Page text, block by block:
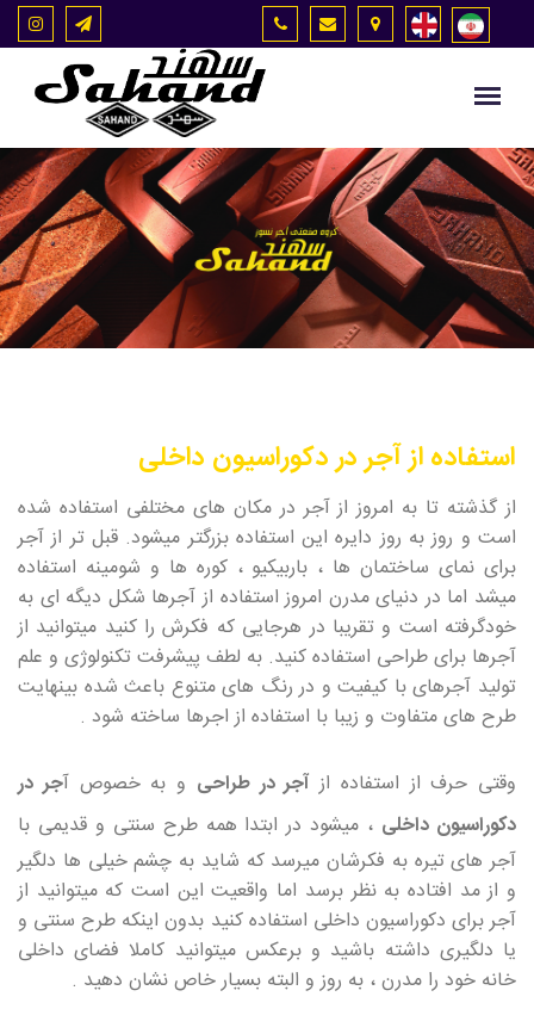
استفاده از آجر در دکوراسیون داخلی
از گذشته تا به امروز از آجر در مکان های مختلفی استفاده شده
است و روز به روز دایره این استفاده بزرگتر میشود. قبل تر از آجر
برای نمای ساختمان ها ، باربیکیو ، کوره ها و شومینه استفاده
میشد اما در دنیای مدرن امروز استفاده از آجرها شکل دیگه ای به
خودگرفته است و تقریبا در هرجایی که فکرش را کنید میتوانید از
آجرها برای طراحی استفاده کنید. به لطف پیشرفت تکنولوژی و علم
تولید آجرهای با کیفیت و در رنگ های متنوع باعث شده بینهایت
طرح های متفاوت و زیبا با استفاده از اجرها ساخته شود .
وقتی حرف از استفاده از آجر در طراحی و به خصوص آجر در
دکوراسیون داخلی ، میشود در ابتدا همه طرح سنتی و قدیمی با
آجر های تیره به فکرشان میرسد که شاید به چشم خیلی ها دلگیر
و از مد افتاده به نظر برسد اما واقعیت این است که میتوانید از
آجر برای دکوراسیون داخلی استفاده کنید بدون اینکه طرح سنتی و
یا دلگیری داشته باشید و برعکس میتوانید کاملا فضای داخلی
خانه خود را مدرن ، به روز و البته بسیار خاص نشان دهید .